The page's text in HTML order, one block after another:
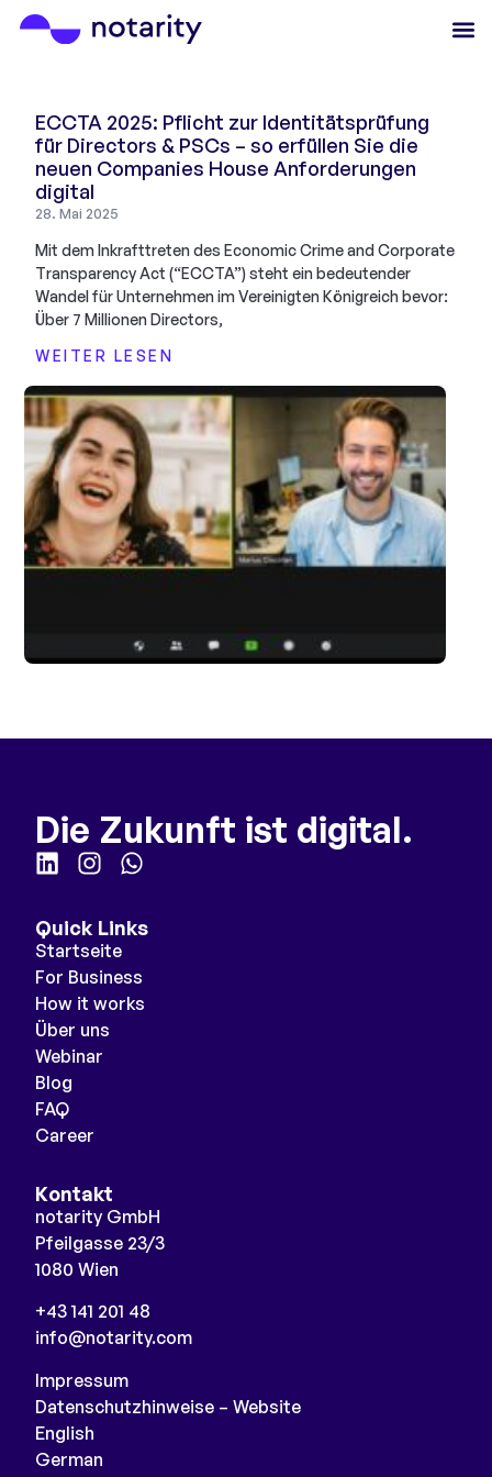
ECCTA 2025: Pflicht zur Identitätsprüfung
für Directors & PSCs – so erfüllen Sie die
neuen Companies House Anforderungen
digital
28. Mai 2025
Mit dem Inkrafttreten des Economic Crime and Corporate
Transparency Act (“ECCTA”) steht ein bedeutender
Wandel für Unternehmen im Vereinigten Königreich bevor:
Über 7 Millionen Directors,
WEITER LESEN
Die Zukunft ist digital.
Quick Links
Startseite
For Business
How it works
Über uns
Webinar
Blog
FAQ
Career
Kontakt
notarity GmbH
Pfeilgasse 23/3
1080 Wien
+43 141 201 48
info@notarity.com
Impressum
Datenschutzhinweise – Website
English
German